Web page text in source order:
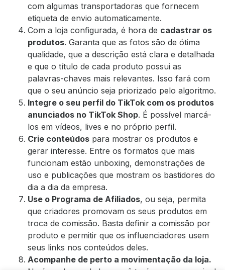
com algumas transportadoras que fornecem
etiqueta de envio automaticamente.
Com a loja configurada, é hora de cadastrar os
produtos. Garanta que as fotos são de ótima
qualidade, que a descrição está clara e detalhada
e que o título de cada produto possui as
palavras-chaves mais relevantes. Isso fará com
que o seu anúncio seja priorizado pelo algoritmo.
Integre o seu perfil do TikTok com os produtos
anunciados no TikTok Shop. É possível marcá-
los em vídeos, lives e no próprio perfil.
Crie conteúdos para mostrar os produtos e
gerar interesse. Entre os formatos que mais
funcionam estão unboxing, demonstrações de
uso e publicações que mostram os bastidores do
dia a dia da empresa.
Use o Programa de Afiliados, ou seja, permita
que criadores promovam os seus produtos em
troca de comissão. Basta definir a comissão por
produto e permitir que os influenciadores usem
seus links nos conteúdos deles.
Acompanhe de perto a movimentação da loja.